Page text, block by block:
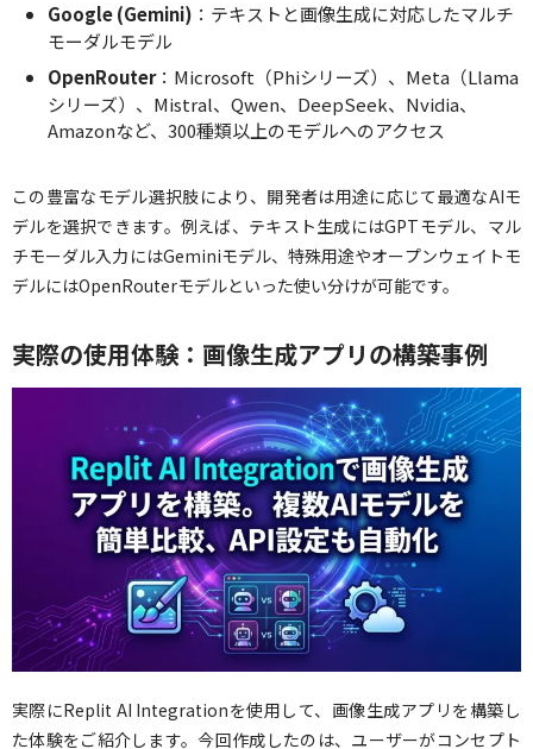
Google (Gemini) ：テキストと画像生成に対応したマルチ
モーダルモデル
OpenRouter：Microsoft（Phiシリーズ）、Meta（Llama
シリーズ）、Mistral、Qwen、DeepSeek、Nvidia、
Amazonなど、300種類以上のモデルへのアクセス
この豊富なモデル選択肢により、開発者は用途に応じて最適なAIモ
デルを選択できます。例えば、テキスト生成にはGPTモデル、マル
チモーダル入力にはGeminiモデル、特殊用途やオープンウェイトモ
デルにはOpenRouterモデルといった使い分けが可能です。
実際の使用体験：画像生成アプリの構築事例
実際にReplit AI Integrationを使用して、画像生成アプリを構築し
た体験をご紹介します。今回作成したのは、ユーザーがコンセプト